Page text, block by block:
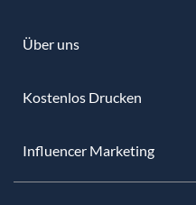
Über uns
Kostenlos Drucken
Influencer Marketing